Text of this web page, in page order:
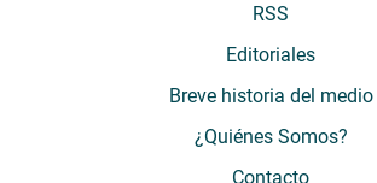
RSS
Editoriales
Breve historia del medio
¿Quiénes Somos?
Contacto